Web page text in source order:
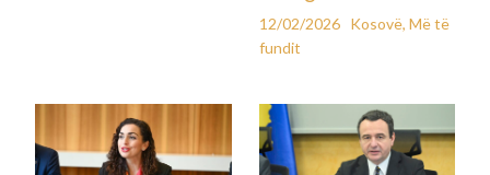
12/02/2026 Kosovë, Më të
fundit